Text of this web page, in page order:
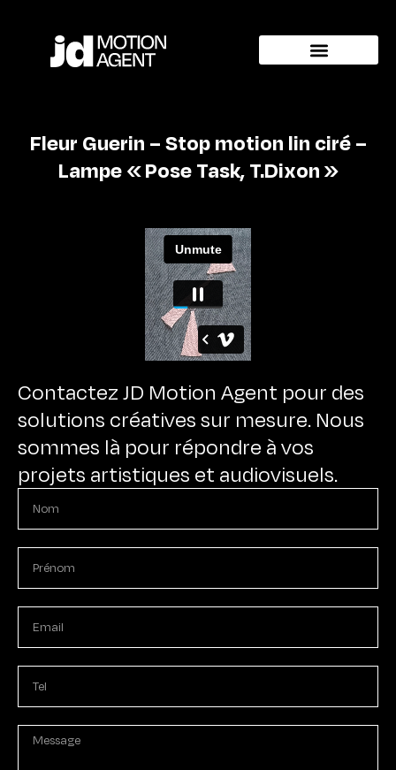
Fleur Guerin – Stop motion lin ciré –
Lampe « Pose Task, T.Dixon »
Contactez JD Motion Agent pour des
solutions créatives sur mesure. Nous
sommes là pour répondre à vos
projets artistiques et audiovisuels.